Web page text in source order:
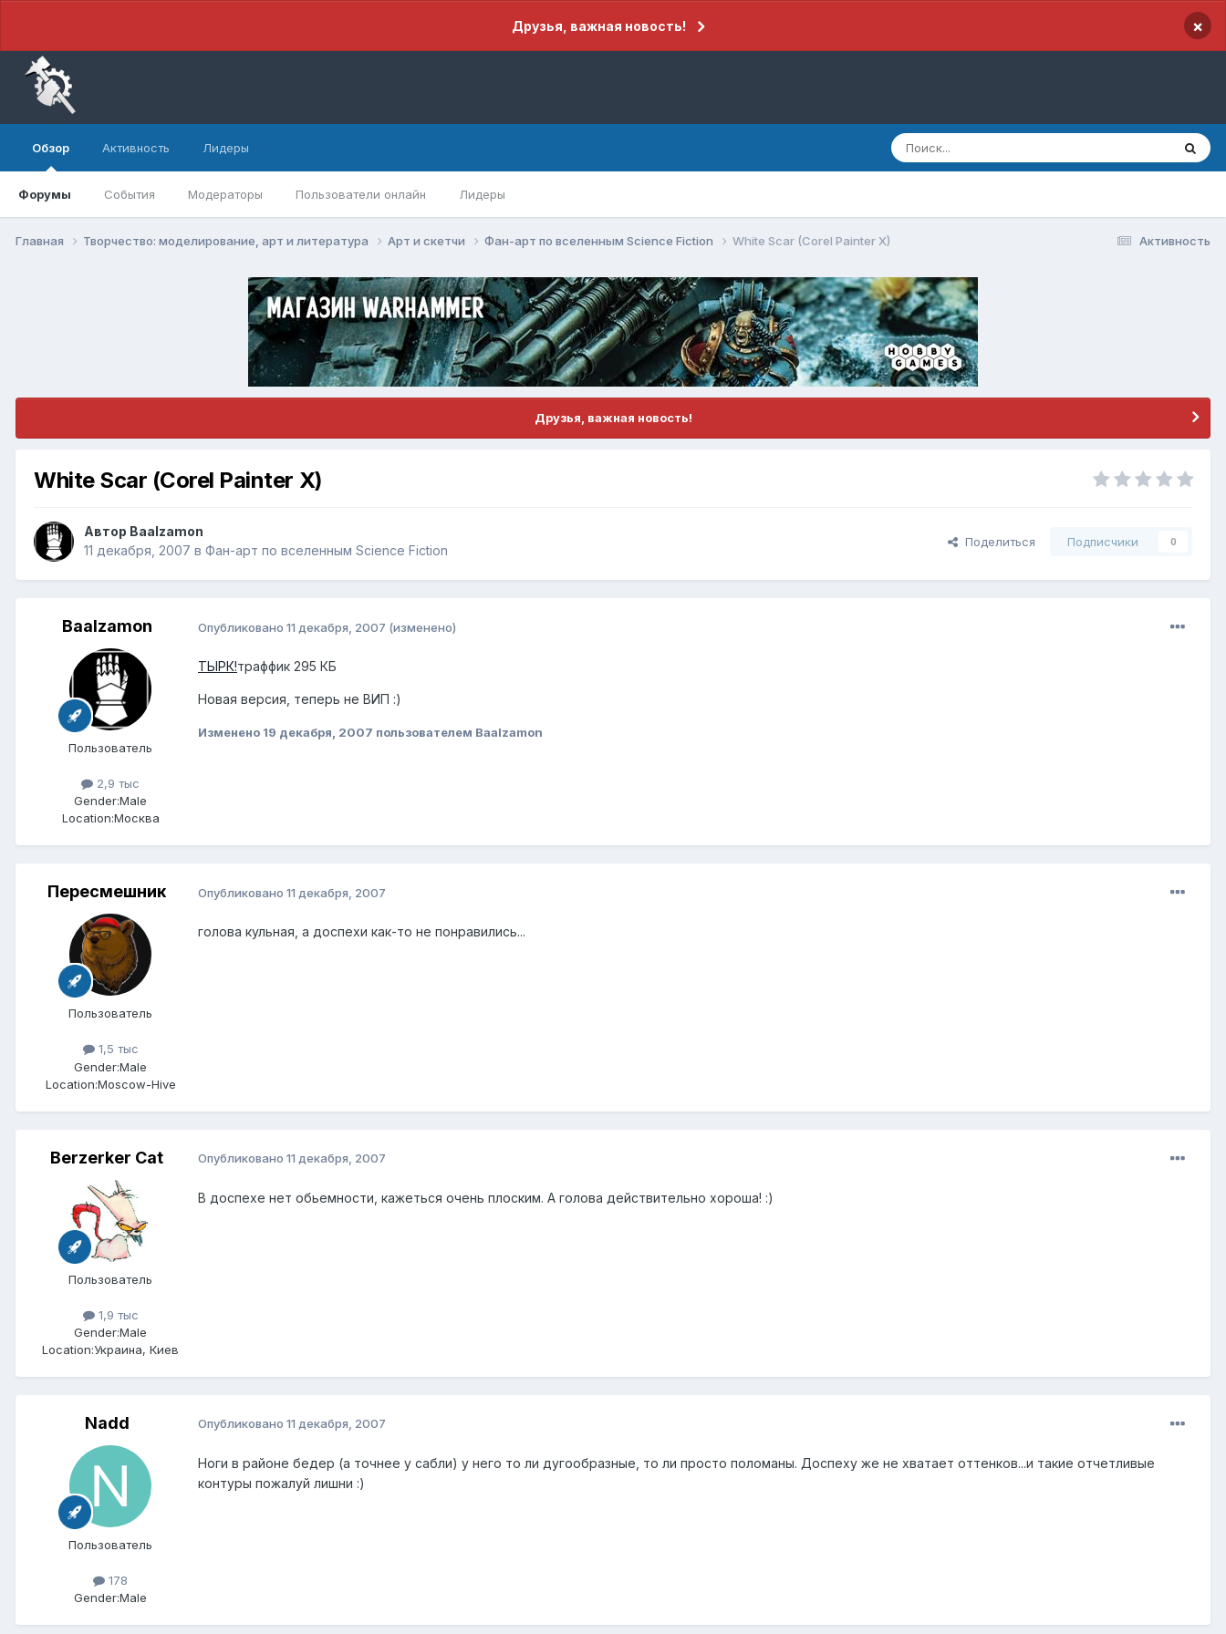
Друзья, важная новость! ×
Обзор
Форумы События Модераторы Пользователи онлайн Лидеры
Активность Лидеры
Активность
Главная Творчество: моделирование, арт и литература Арт и скетчи Фан-арт по вселенным Science Fiction White Scar (Corel Painter X)
Друзья, важная новость!
White Scar (Corel Painter X)
Автор Baalzamon
11 декабря, 2007 в Фан-арт по вселенным Science Fiction
Поделиться Подписчики 0
Baalzamon
Пользователь
2,9 тыс
Gender:Male
Location:Москва
Опубликовано 11 декабря, 2007 (изменено)
ТЫРК!траффик 295 КБ
Новая версия, теперь не ВИП :)
Изменено 19 декабря, 2007 пользователем Baalzamon
Пересмешник
Пользователь
1,5 тыс
Gender:Male
Location:Moscow-Hive
Опубликовано 11 декабря, 2007
голова кульная, а доспехи как-то не понравились...
Berzerker Cat
Пользователь
1,9 тыс
Gender:Male
Location:Украина, Киев
Опубликовано 11 декабря, 2007
В доспехе нет обьемности, кажеться очень плоским. А голова действительно хороша! :)
Nadd
Пользователь
178
Gender:Male
Опубликовано 11 декабря, 2007
Ноги в районе бедер (а точнее у сабли) у него то ли дугообразные, то ли просто поломаны. Доспеху же не хватает оттенков...и такие отчетливые
контуры пожалуй лишни :)